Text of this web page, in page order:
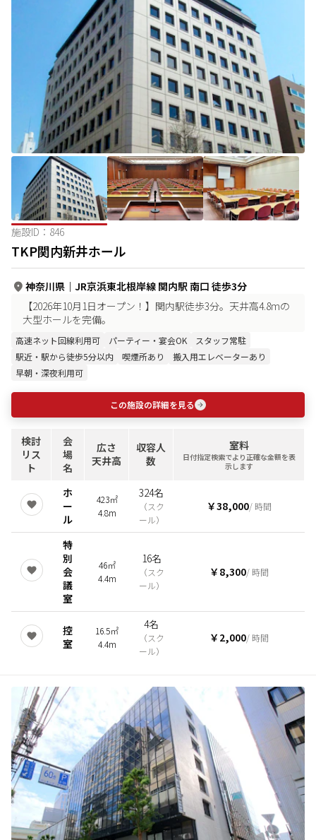
施設ID： 846
TKP関内新井ホール
神奈川県 ｜ JR京浜東北根岸線 関内駅 南口 徒歩3分
【2026年10月1日オープン！】関内駅徒歩3分。天井高4.8mの
大型ホールを完備。
高速ネット回線利用可 パーティー・宴会OK
スタッフ常駐
駅近・駅から徒歩5分以内
喫煙所あり
搬入用エレベーターあり
早朝・深夜利用可
この施設の詳細を見る
検討
リス
ト
会
場
名
広さ
天井高
収容人
数
室料
日付指定検索でより正確な金額を表
示します
ホ
ー
ル
423㎡
4.8m
324名
（スク
ール）
￥38,000/ 時間
特
別
会
議
室
46㎡
4.4m
16名
（スク
ール）
￥8,300/ 時間
控
室
16.5㎡
4.4m
4名
（スク
ール）
￥2,000/ 時間